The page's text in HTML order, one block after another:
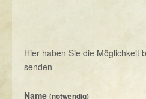
Hier haben Sie die Möglichkeit
senden
Name (notwendig)